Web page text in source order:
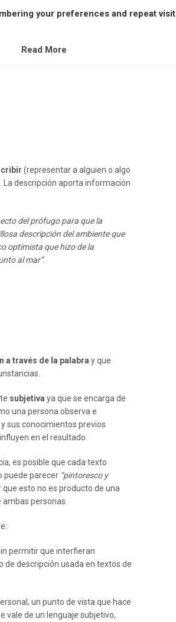
E F G H I J K L M
(representar a alguien o algo
La descripción aporta información
del prófugo para que la
descripción del ambiente que
optimista que hizo de la
al mar”.
a través de la palabra y que
subjetiva ya que se encarga de
una persona observa e
sus conocimientos previos
en el resultado.
es posible que cada texto
puede parecer “pintoresco y
esto no es producto de una
personas.
permitir que interfieran
de descripción usada en textos de
un punto de vista que hace
vale de un lenguaje subjetivo,
your preferences and repeat
Read More